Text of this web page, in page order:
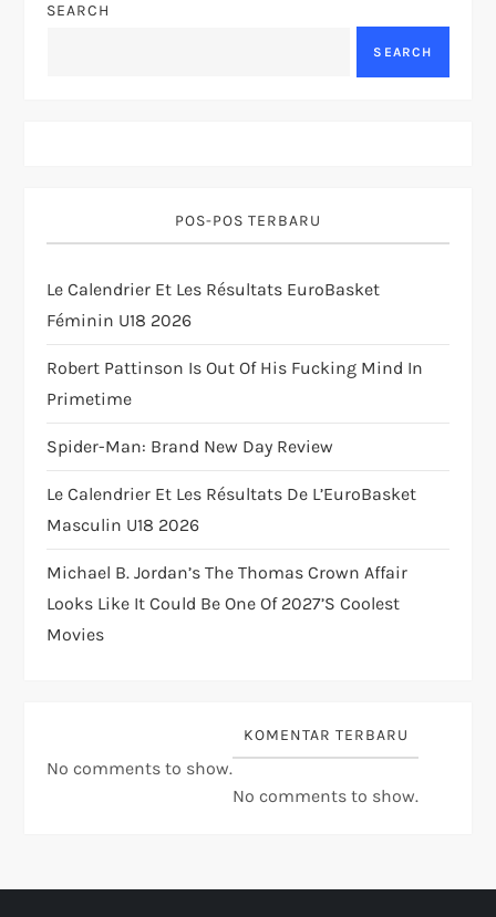
a
a
t
i
o
n
SEARCH
SEARCH
POS-POS TERBARU
Le Calendrier Et Les Résultats EuroBasket
Féminin U18 2026
Robert Pattinson Is Out Of His Fucking Mind In
Primetime
Spider-Man: Brand New Day Review
Le Calendrier Et Les Résultats De L’EuroBasket
Masculin U18 2026
Michael B. Jordan’s The Thomas Crown Affair
Looks Like It Could Be One Of 2027’s Coolest
Movies
No comments to show.
KOMENTAR TERBARU
No comments to show.